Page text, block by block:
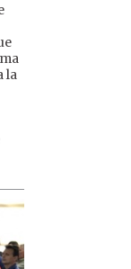
la